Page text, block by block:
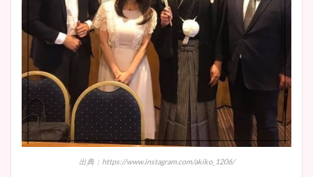
出典：https://www.instagram.com/akiko_1206/